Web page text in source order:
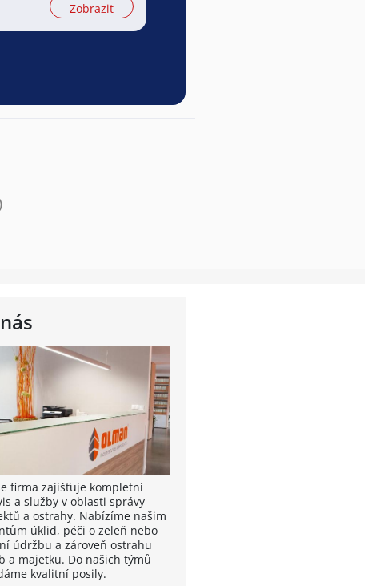
Zobrazit
firma zajišťuje kompletní
a služby v oblasti správy
a ostrahy. Nabízíme našim
úklid, péči o zeleň nebo
údržbu a zároveň ostrahu
a majetku. Do našich týmů
kvalitní posily.